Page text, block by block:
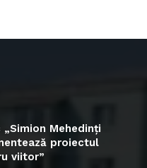
Mehedinți
proiectul
viitor”